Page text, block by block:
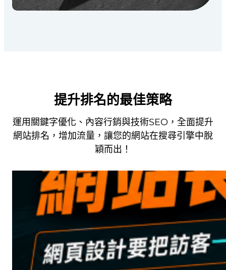
提升排名的最佳策略
運用關鍵字優化、內容行銷與技術SEO，全面提升
網站排名，增加流量，讓您的網站在搜尋引擎中脫
穎而出！